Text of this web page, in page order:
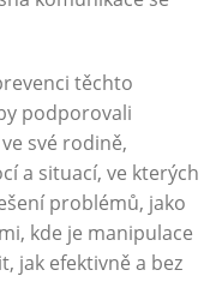
těchto
podporovali
své rodině,
a situací, ve kterých
problémů, jako
kde je manipulace
jak efektivně a bez